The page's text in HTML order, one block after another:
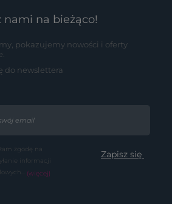
nami na bieżąco!
pokazujemy nowości i oferty
do newslettera
zgodę na
informacji
(więcej)